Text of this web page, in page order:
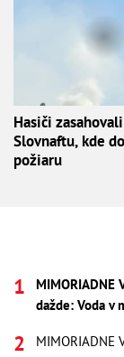
Hasiči
Slovnaftu, kde
požiaru
MIMORIADNE
dažde: Voda v
MIMORIADNE